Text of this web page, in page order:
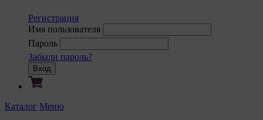
Регистрация
Имя пользователя
Пароль
Забыли пароль?
Вход
Каталог Меню